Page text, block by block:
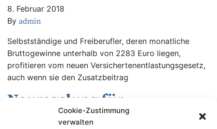
Cookie-Zustimmung
verwalten
8. Februar 2018
By admin
Selbstständige und Freiberufler, deren monatliche
Bruttogewinne unterhalb von 2283 Euro liegen,
profitieren vom neuen Versichertenentlastungsgesetz,
auch wenn sie den Zusatzbeitrag
Neuregelung für
Zeitsoldaten